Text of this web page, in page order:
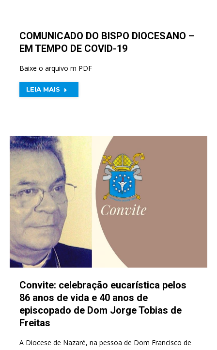
COMUNICADO DO BISPO DIOCESANO –
EM TEMPO DE COVID-19
Baixe o arquivo m PDF
LEIA MAIS
Convite: celebração eucarística pelos
86 anos de vida e 40 anos de
episcopado de Dom Jorge Tobias de
Freitas
A Diocese de Nazaré, na pessoa de Dom Francisco de